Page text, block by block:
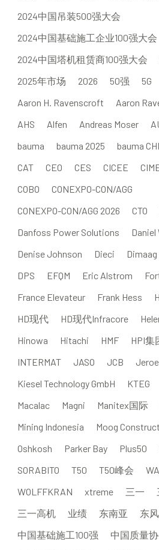
2024中国吊装500强大会
2024中国基础施工企业100强大会
2024中国塔机租赁商100强大会
2025年市场
2026 50强 5G
Aaron H. Ravenscroft
Aaron
AHS
Alfen Andreas Moser
bauma
bauma 2025 bauma
CAT
CEO CES CICEE
COBO
CONEXPO-CON/AGG
CONEXPO-CON/AGG 2026
CTO
Danfoss Power Solutions
Denise Johnson
Dieci Dimaag
DPS
EFQM Eric Alstrom
France Elevateur
Frank Hess
HD现代
HD现代Infracore
Hinowa
Hitachi HMF HPI集
INTERMAT
JASO JCB
Kiesel Technology GmbH
KTEG
Macalac
Magni Manitex国际
Mining Indonesia
Moog
Oshkosh
Parker Bay Plus50
SORABITO
T50 T50峰会
WOLFFKRAN
xtreme 三一
三一高机
业绩 东南亚 东
中国基础施工100强
中国质量